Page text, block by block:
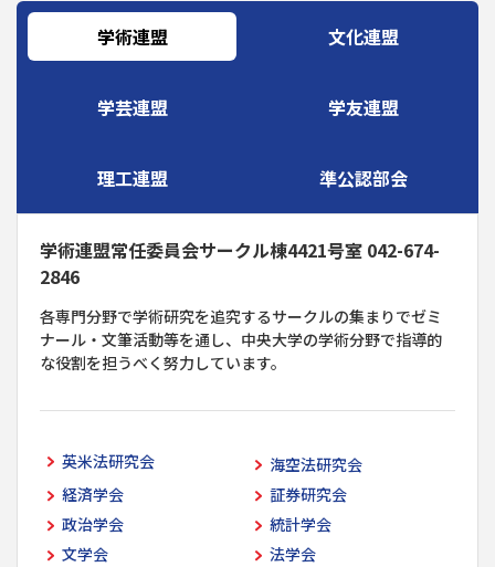
学術連盟 文化連盟
学芸連盟 学友連盟
理工連盟 準公認部会
学術連盟常任委員会サークル棟4421号室 042-674-
2846
各専門分野で学術研究を追究するサークルの集まりでゼミ
ナール・文筆活動等を通し、中央大学の学術分野で指導的
な役割を担うべく努力しています。
英米法研究会
海空法研究会
経済学会
証券研究会
政治学会
統計学会
文学会
法学会